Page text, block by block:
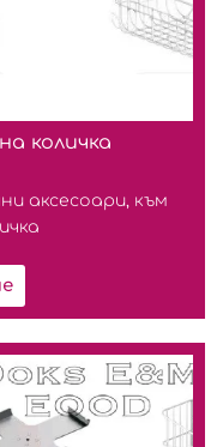
количка
аксесоари, към